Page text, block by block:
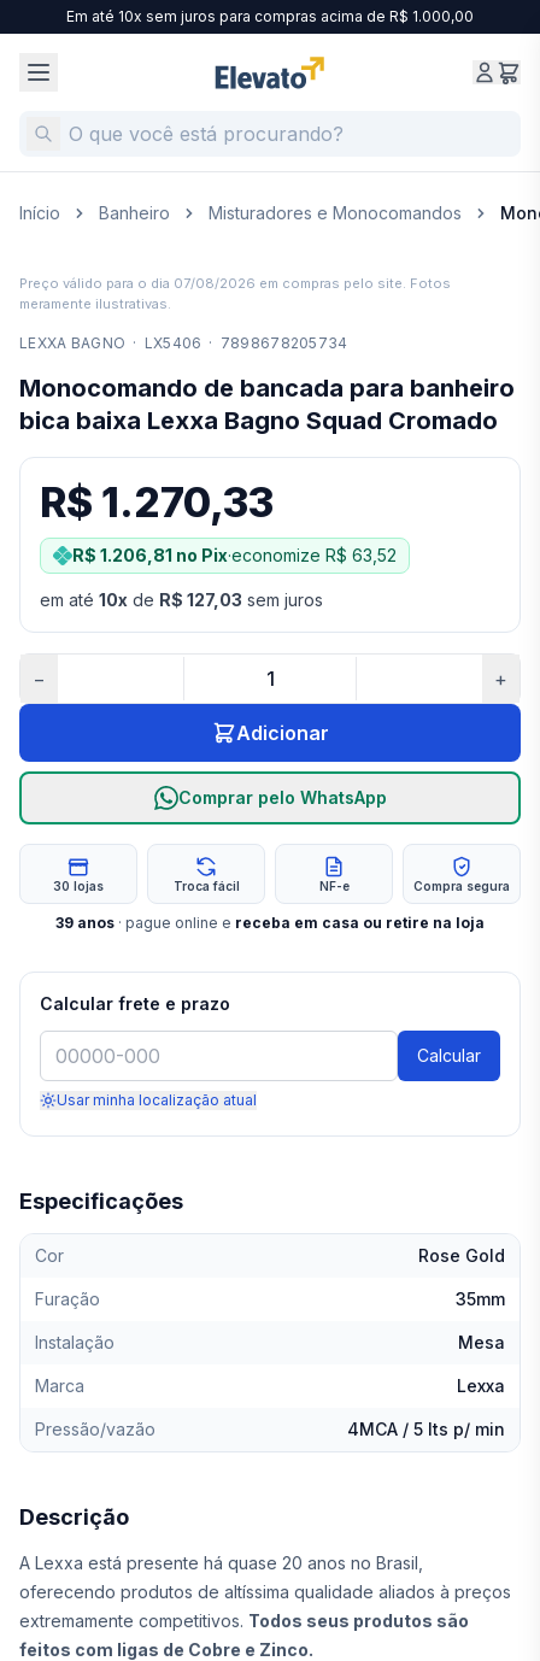
Em até 10x sem juros para compras acima de R$ 1.000,00
Início Banheiro Misturadores e Monocomandos
Preço válido para o dia 07/08/2026 em compras pelo site. Fotos
meramente ilustrativas.
Especificações
Cor Rose Gold
Furação 35mm
Instalação Mesa
Marca Lexxa
Pressão/vazão 4MCA / 5 lts p/ min
Descrição
A Lexxa está presente há quase 20 anos no Brasil,
oferecendo produtos de altíssima qualidade aliados à preços
extremamente competitivos. Todos seus produtos são
feitos com ligas de Cobre e Zinco.
LEXXA BAGNO · LX5406 · 7898678205734
Monocomando de bancada para banheiro
bica baixa Lexxa Bagno Squad Cromado
R$ 1.270,33
R$ 1.206,81 no Pix·economize R$ 63,52
em até 10x de R$ 127,03 sem juros
− +
Adicionar
Comprar pelo WhatsApp
30 lojas Troca fácil NF-e Compra segura
39 anos · pague online e receba em casa ou retire na loja
Calcular frete e prazo
Calcular
Usar minha localização atual